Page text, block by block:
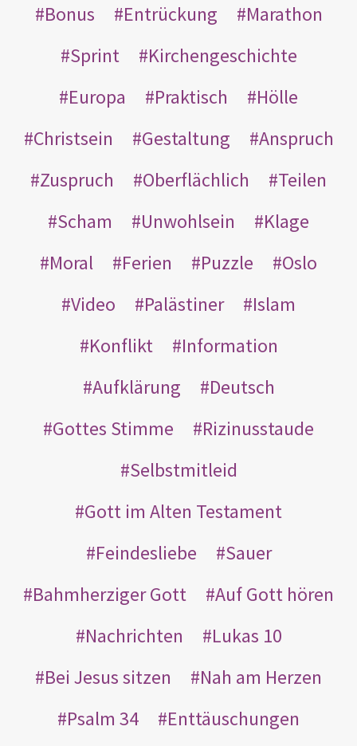
Bonus
Entrückung
Marathon
Sprint
Kirchengeschichte
Europa
Praktisch
Hölle
Christsein
Gestaltung
Anspruch
Zuspruch
Oberflächlich
Teilen
Scham
Unwohlsein
Klage
Moral
Ferien Puzzle
Oslo
Video
Palästiner
Islam
Konflikt
Information
Aufklärung
Deutsch
Gottes Stimme
Rizinusstaude
Selbstmitleid
Gott im Alten Testament
Feindesliebe
Sauer
Bahmherziger Gott
Auf Gott hören
Nachrichten
Lukas 10
Bei Jesus sitzen
Nah am Herzen
Psalm 34
Enttäuschungen